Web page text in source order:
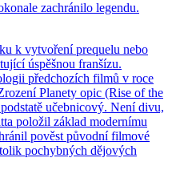
zachránilo legendu.
k vytvoření prequelu nebo
úspěšnou franšízu.
předchozích filmů v roce
Planety opic (Rise of the
učebnicový. Není divu,
položil základ modernímu
pověst původní filmové
pochybných dějových